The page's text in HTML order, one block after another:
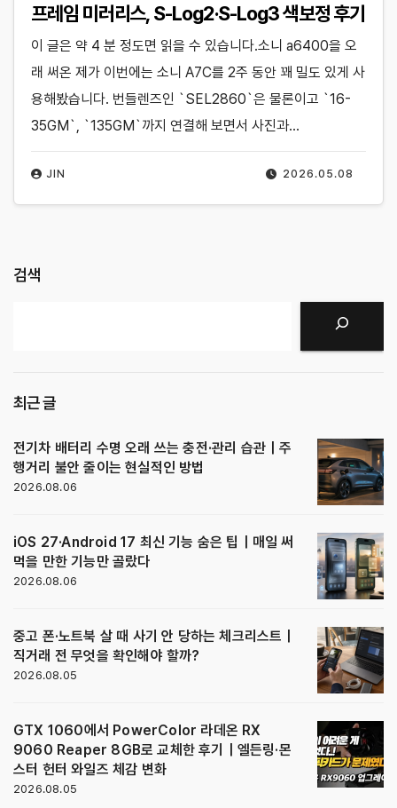
프레임 미러리스, S-Log2·S-Log3 색보정 후기
2026.05.08
JIN
이 글은 약 4 분 정도면 읽을 수 있습니다.소니 a6400을 오
래 써온 제가 이번에는 소니 A7C를 2주 동안 꽤 밀도 있게 사
용해봤습니다. 번들렌즈인 `SEL2860`은 물론이고 `16-
35GM`, `135GM`까지 연결해 보면서 사진과…
검색
최근 글
전기차 배터리 수명 오래 쓰는 충전·관리 습관｜주
행거리 불안 줄이는 현실적인 방법
2026.08.06
iOS 27·Android 17 최신 기능 숨은 팁｜매일 써
먹을 만한 기능만 골랐다
2026.08.06
중고 폰·노트북 살 때 사기 안 당하는 체크리스트｜
직거래 전 무엇을 확인해야 할까?
2026.08.05
GTX 1060에서 PowerColor 라데온 RX
9060 Reaper 8GB로 교체한 후기｜엘든링·몬
스터 헌터 와일즈 체감 변화
2026.08.05